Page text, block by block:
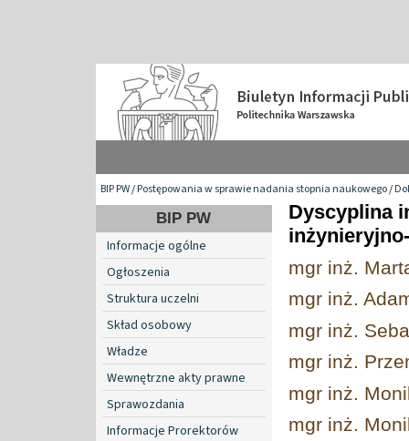
BIP PW/Postępowania w sprawie nadania stopnia naukowego/
BIP PW
Informacje ogólne
Ogłoszenia
Struktura uczelni
Skład osobowy
Władze
Wewnętrzne akty prawne
Sprawozdania
Informacje Prorektorów
Dyscyplina
mgr inż.
mgr inż.
mgr inż.
mgr inż.
mgr inż.
mgr inż.